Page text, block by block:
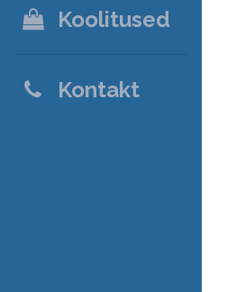
Koolitused
Kontakt